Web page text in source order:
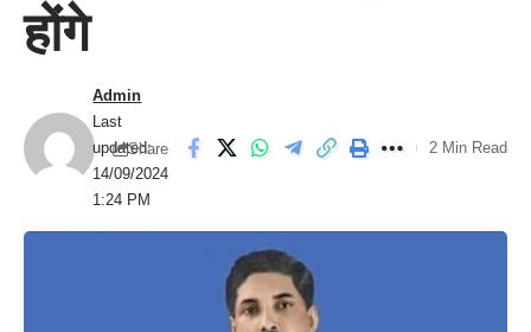
होंगे
Last
updated:
14/09/2024
1:24 PM
Admin
Share 2 Min Read